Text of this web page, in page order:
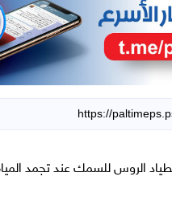
الروس للسمك عند تجمد